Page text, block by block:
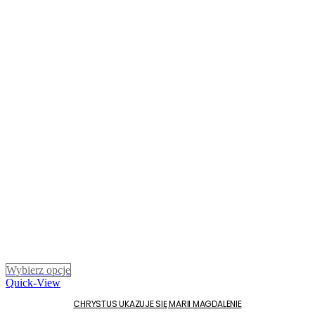
Wybierz opcje
wiele
Quick-View
CHRYSTUS UKAZUJE SIĘ MARII MAGDALENIE